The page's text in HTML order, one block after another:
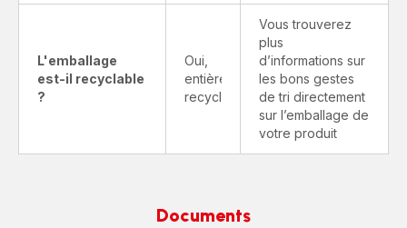
L'emballage
est-il recyclable
?
Oui,
entièrement
recyclable
Vous trouverez
plus
d’informations sur
les bons gestes
de tri directement
sur l’emballage de
votre produit
Documents